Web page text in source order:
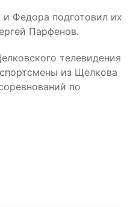
Федора подготовил их
Парфенов.
телевидения
из Щелкова
по